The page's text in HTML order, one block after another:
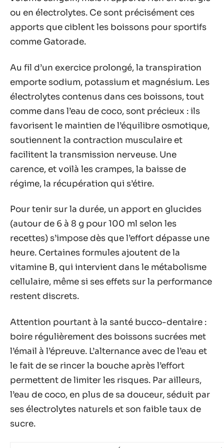
ou en électrolytes. Ce sont précisément ces
apports que ciblent les boissons pour sportifs
comme Gatorade.
Au fil d’un exercice prolongé, la transpiration
emporte sodium, potassium et magnésium. Les
électrolytes contenus dans ces boissons, tout
comme dans l’eau de coco, sont précieux : ils
favorisent le maintien de l’équilibre osmotique,
soutiennent la contraction musculaire et
facilitent la transmission nerveuse. Une
carence, et voilà les crampes, la baisse de
régime, la récupération qui s’étire.
Pour tenir sur la durée, un apport en glucides
(autour de 6 à 8 g pour 100 ml selon les
recettes) s’impose dès que l’effort dépasse une
heure. Certaines formules ajoutent de la
vitamine B, qui intervient dans le métabolisme
cellulaire, même si ses effets sur la performance
restent discrets.
Attention pourtant à la santé bucco-dentaire :
boire régulièrement des boissons sucrées met
l’émail à l’épreuve. L’alternance avec de l’eau et
le fait de se rincer la bouche après l’effort
permettent de limiter les risques. Par ailleurs,
l’eau de coco, en plus de sa douceur, séduit par
ses électrolytes naturels et son faible taux de
sucre.